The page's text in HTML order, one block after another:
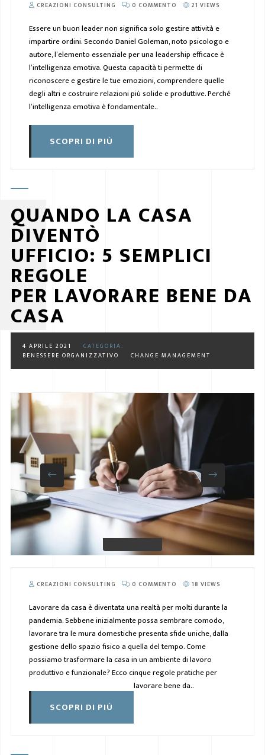
CREAZIONI CONSULTING 0 COMMENTO 21 VIEWS
Essere un buon leader non significa solo gestire attività e
impartire ordini. Secondo Daniel Goleman, noto psicologo e
autore, l’elemento essenziale per una leadership efficace è
l’intelligenza emotiva. Questa capacità ti permette di
riconoscere e gestire le tue emozioni, comprendere quelle
degli altri e costruire relazioni più solide e produttive. Perché
l’intelligenza emotiva è fondamentale..
SCOPRI DI PIÙ
QUANDO LA CASA
DIVENTÒ
UFFICIO: 5 SEMPLICI
REGOLE
PER LAVORARE BENE DA
CASA
4 APRILE 2021
CATEGORIA:
BENESSERE ORGANIZZATIVO
CHANGE MANAGEMENT
CREAZIONI CONSULTING 0 COMMENTO 18 VIEWS
Lavorare da casa è diventata una realtà per molti durante la
pandemia. Sebbene inizialmente possa sembrare comodo,
lavorare tra le mura domestiche presenta sfide uniche, dalla
gestione dello spazio fisico a quella del tempo. Come
possiamo trasformare la casa in un ambiente di lavoro
produttivo e funzionale? Ecco cinque regole pratiche per
lavorare bene da..
SCOPRI DI PIÙ